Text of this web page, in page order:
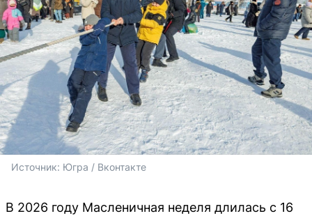
Источник: Югра / Вконтакте
В 2026 году Масленичная неделя длилась с 16